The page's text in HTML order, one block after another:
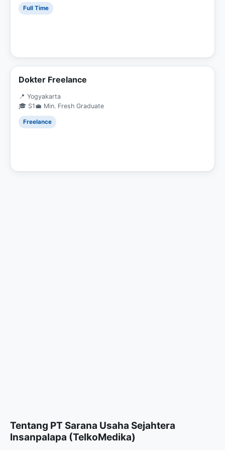
Full Time
Dokter Freelance
📍 Yogyakarta
🎓 S1 💼 Min. Fresh Graduate
Freelance
Tentang PT Sarana Usaha Sejahtera
Insanpalapa (TelkoMedika)